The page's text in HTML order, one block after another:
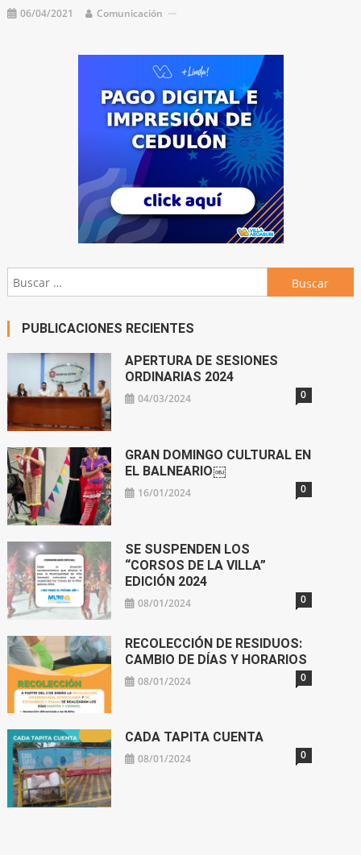
06/04/2021 Comunicación
Buscar:
PUBLICACIONES RECIENTES
APERTURA DE SESIONES
ORDINARIAS 2024
04/03/2024 0
GRAN DOMINGO CULTURAL EN
EL BALNEARIO￼
16/01/2024 0
SE SUSPENDEN LOS
“CORSOS DE LA VILLA”
EDICIÓN 2024
08/01/2024 0
RECOLECCIÓN DE RESIDUOS:
CAMBIO DE DÍAS Y HORARIOS
08/01/2024 0
CADA TAPITA CUENTA
08/01/2024 0